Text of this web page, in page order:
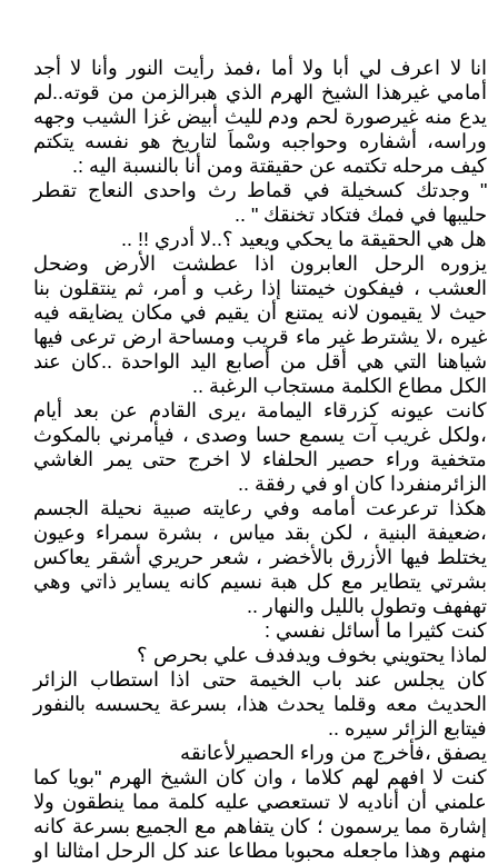
انا لا اعرف لي أبا ولا أما ،فمذ رأيت النور وأنا لا أجد
أمامي غيرهذا الشيخ الهرم الذي هبرالزمن من قوته..لم
يدع منه غيرصورة لحم ودم لليث أبيض غزا الشيب وجهه
وراسه، أشفاره وحواجبه وسْماَ لتاريخ هو نفسه يتكتم
كيف مرحله تكتمه عن حقيقتة ومن أنا بالنسبة اليه :.
" وجدتك كسخيلة في قماط رث واحدى النعاج تقطر
حليبها في فمك فتكاد تخنقك " ..
هل هي الحقيقة ما يحكي ويعيد ؟..لا أدري !! ..
يزوره الرحل العابرون اذا عطشت الأرض وضحل
العشب ، فيفكون خيمتنا إذا رغب و أمر، ثم ينتقلون بنا
حيث لا يقيمون لانه يمتنع أن يقيم في مكان يضايقه فيه
غيره ،لا يشترط غير ماء قريب ومساحة ارض ترعى فيها
شياهنا التي هي أقل من أصابع اليد الواحدة ..كان عند
الكل مطاع الكلمة مستجاب الرغبة ..
كانت عيونه كزرقاء اليمامة ،يرى القادم عن بعد أيام
،ولكل غريب آت يسمع حسا وصدى ، فيأمرني بالمكوث
متخفية وراء حصير الحلفاء لا اخرج حتى يمر الغاشي
الزائرمنفردا كان او في رفقة ..
هكذا ترعرعت أمامه وفي رعايته صبية نحيلة الجسم
،ضعيفة البنية ، لكن بقد مياس ، بشرة سمراء وعيون
يختلط فيها الأزرق بالأخضر ، شعر حريري أشقر يعاكس
بشرتي يتطاير مع كل هبة نسيم كانه يساير ذاتي وهي
تهفهف وتطول بالليل والنهار ..
كنت كثيرا ما أسائل نفسي :
لماذا يحتويني بخوف ويدفدف علي بحرص ؟
كان يجلس عند باب الخيمة حتى اذا استطاب الزائر
الحديث معه وقلما يحدث هذا، بسرعة يحسسه بالنفور
فيتابع الزائر سيره ..
يصفق ،فأخرج من وراء الحصيرلأعانقه
كنت لا افهم لهم كلاما ، وان كان الشيخ الهرم "بويا كما
علمني أن أناديه لا تستعصي عليه كلمة مما ينطقون ولا
إشارة مما يرسمون ؛ كان يتفاهم مع الجميع بسرعة كانه
منهم وهذا ماجعله محبوبا مطاعا عند كل الرحل امثالنا او